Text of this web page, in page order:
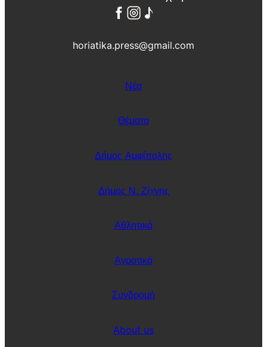
horiatika.press@gmail.com
Νέα
Θέματα
Δήμος Αμφίπολης
Δήμος Ν. Ζίχνης
Αθλητικά
Αγροτικά
Συνδρομή
About us